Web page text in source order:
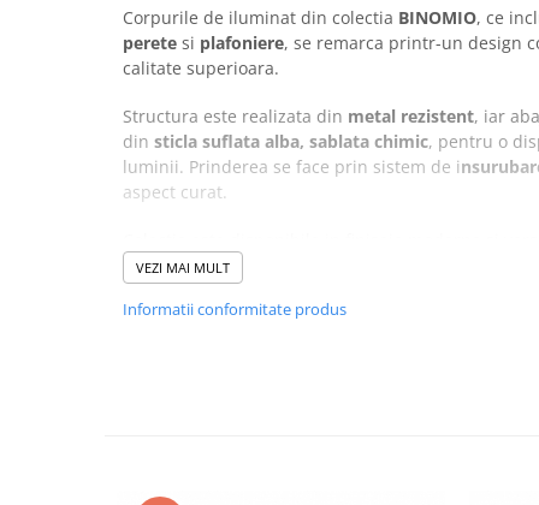
Corpurile de iluminat din colectia BINOMIO, ce
perete si plafoniere, se remarca printr-un design
calitate superioara.
Structura este realizata din metal rezistent, iar
din sticla suflata alba, sablata chimic, pentru o
luminii. Prinderea se face prin sistem de i
aspect curat.
Aceasta aplica pentru perete functioneaza cu bec
inlocuibile permit selectarea personalizata a
opaca si combinatia de finisaje o fac perfecta
VEZI MAI MULT
Informatii conformitate produs